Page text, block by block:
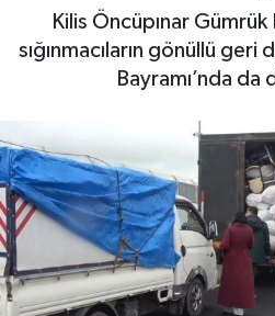
Kilis Öncüpınar Gümrük
sığınmacıların gönüllü
Bayramı’nda